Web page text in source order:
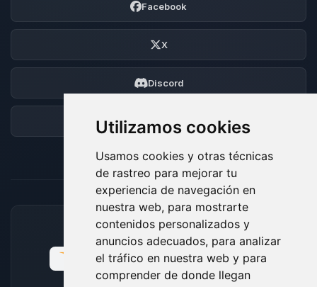
Utilizamos cookies
Usamos cookies y otras técnicas
de rastreo para mejorar tu
experiencia de navegación en
nuestra web, para mostrarte
contenidos personalizados y
anuncios adecuados, para analizar
el tráfico en nuestra web y para
comprender de donde llegan
Facebook
X
Discord
Foro
MÉTODOS DE PAGO ACEPTADOS